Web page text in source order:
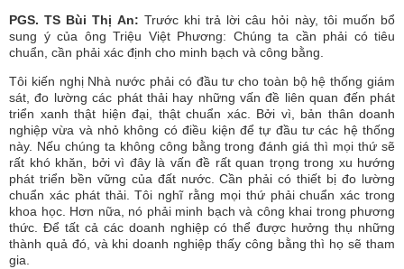
PGS. TS Bùi Thị An: Trước khi trả lời câu hỏi này, tôi muốn bổ
sung ý của ông Triệu Việt Phương: Chúng ta cần phải có tiêu
chuẩn, cần phải xác định cho minh bạch và công bằng.
Tôi kiến nghị Nhà nước phải có đầu tư cho toàn bộ hệ thống giám
sát, đo lường các phát thải hay những vấn đề liên quan đến phát
triển xanh thật hiện đại, thật chuẩn xác. Bởi vì, bản thân doanh
nghiệp vừa và nhỏ không có điều kiện để tự đầu tư các hệ thống
này. Nếu chúng ta không công bằng trong đánh giá thì mọi thứ sẽ
rất khó khăn, bởi vì đây là vấn đề rất quan trọng trong xu hướng
phát triển bền vững của đất nước. Cần phải có thiết bị đo lường
chuẩn xác phát thải. Tôi nghĩ rằng mọi thứ phải chuẩn xác trong
khoa học. Hơn nữa, nó phải minh bạch và công khai trong phương
thức. Để tất cả các doanh nghiệp có thể được hưởng thụ những
thành quả đó, và khi doanh nghiệp thấy công bằng thì họ sẽ tham
gia.